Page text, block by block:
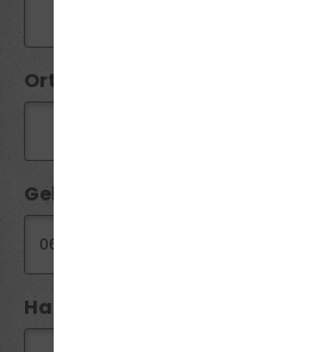
Ort*:
Geburtsdatum:
Handy / Telefon:*